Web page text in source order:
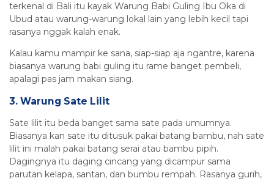
terkenal di Bali itu kayak Warung Babi Guling Ibu Oka di
Ubud atau warung-warung lokal lain yang lebih kecil tapi
rasanya nggak kalah enak.
Kalau kamu mampir ke sana, siap-siap aja ngantre, karena
biasanya warung babi guling itu rame banget pembeli,
apalagi pas jam makan siang.
3. Warung Sate Lilit
Sate lilit itu beda banget sama sate pada umumnya.
Biasanya kan sate itu ditusuk pakai batang bambu, nah sate
lilit ini malah pakai batang serai atau bambu pipih.
Dagingnya itu daging cincang yang dicampur sama
parutan kelapa, santan, dan bumbu rempah. Rasanya gurih,